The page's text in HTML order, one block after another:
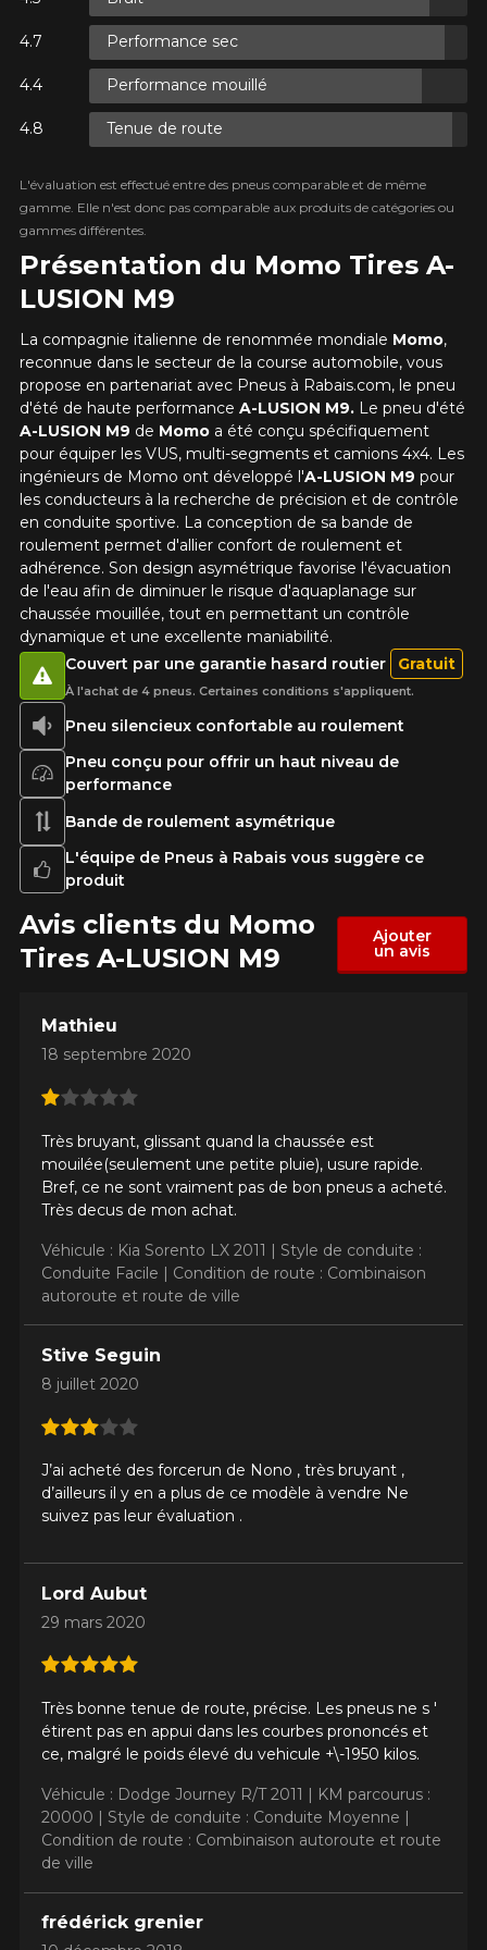
Présentation du Momo Tires A-
LUSION M9
La compagnie italienne de renommée mondiale Momo,
reconnue dans le secteur de la course automobile, vous
propose en partenariat avec Pneus à Rabais.com, le pneu
d'été de haute performance A-LUSION M9. Le pneu d'été
A-LUSION M9 de Momoa été conçu spécifiquement
pour équiper les VUS, multi-segments et camions 4x4. Les
ingénieurs de Momo ont développé l'A-LUSION M9 pour
les conducteurs à la recherche de précision et de contrôle
en conduite sportive. La conception de sa bande de
roulement permet d'allier confort de roulement et
adhérence. Son design asymétrique favorise l'évacuation
de l'eau afin de diminuer le risque d'aquaplanage sur
chaussée mouillée, tout en permettant un contrôle
dynamique et une excellente maniabilité.
Performance sec
Performance mouillé
Tenue de route
L'évaluation est effectué entre des pneus comparable et de même
gamme. Elle n'est donc pas comparable aux produits de catégories ou
gammes différentes.
Pneu silencieux confortable au roulement
Pneu conçu pour offrir un haut niveau de
performance
Bande de roulement asymétrique
L'équipe de Pneus à Rabais vous suggère ce
produit
Couvert par une garantie hasard routier Gratuit
À l'achat de 4 pneus. Certaines conditions s'appliquent.
Avis clients du Momo
Tires A-LUSION M9
Ajouter
un avis
Mathieu
18 septembre 2020
Très bruyant, glissant quand la chaussée est
mouilée(seulement une petite pluie), usure rapide.
Bref, ce ne sont vraiment pas de bon pneus a acheté.
Très decus de mon achat.
Véhicule : Kia Sorento LX 2011 | Style de conduite :
Conduite Facile | Condition de route : Combinaison
autoroute et route de ville
Stive Seguin
8 juillet 2020
J’ai acheté des forcerun de Nono , très bruyant ,
d’ailleurs il y en a plus de ce modèle à vendre Ne
suivez pas leur évaluation .
Lord Aubut
29 mars 2020
Très bonne tenue de route, précise. Les pneus ne s '
étirent pas en appui dans les courbes prononcés et
ce, malgré le poids élevé du vehicule +\-1950 kilos.
Véhicule : Dodge Journey R/T 2011 | KM parcourus :
20000 | Style de conduite : Conduite Moyenne |
Condition de route : Combinaison autoroute et route
de ville
frédérick grenier
AJOUTER UN AVIS
Votre avis concernant le A-
LUSION M9
Votre véhicule
Année
Marque
Modèle
Option
KM parcourus
Style de conduite
Condition de route
5
VOICI LES DIMENSIONS POUR VOTRE VÉHICULE
Que magasinez-vous?
Malheureusement, aucun résultat ne
aider à trouver le produit qu'il vous faut.